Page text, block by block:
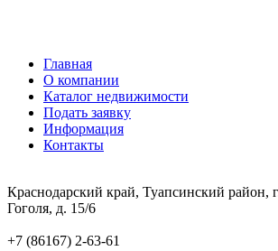
Главная
О компании
Каталог недвижимости
Подать заявку
Информация
Контакты
Краснодарский край, Туапсинский район,
Гоголя, д. 15/6
+7 (86167) 2-63-61